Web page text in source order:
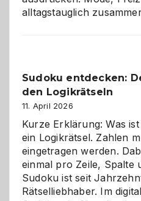
alltagstauglich
Sudoku entdecken:
den Logikrätseln
11. April 2026
Kurze Erklärung: Was
ein Logikrätsel. Zahlen
eingetragen werden.
einmal pro Zeile, Spalte
Sudoku ist seit
Rätselliebhaber. Im